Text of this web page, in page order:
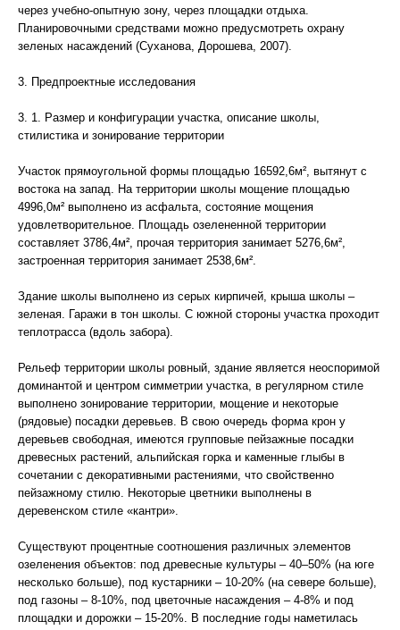
через учебно-опытную зону, через площадки отдыха.
Планировочными средствами можно предусмотреть охрану
зеленых насаждений (Суханова, Дорошева, 2007).
3. Предпроектные исследования
3. 1. Размер и конфигурации участка, описание школы,
стилистика и зонирование территории
Участок прямоугольной формы площадью 16592,6м², вытянут с
востока на запад. На территории школы мощение площадью
4996,0м² выполнено из асфальта, состояние мощения
удовлетворительное. Площадь озелененной территории
составляет 3786,4м², прочая территория занимает 5276,6м²,
застроенная территория занимает 2538,6м².
Здание школы выполнено из серых кирпичей, крыша школы –
зеленая. Гаражи в тон школы. С южной стороны участка проходит
теплотрасса (вдоль забора).
Рельеф территории школы ровный, здание является неоспоримой
доминантой и центром симметрии участка, в регулярном стиле
выполнено зонирование территории, мощение и некоторые
(рядовые) посадки деревьев. В свою очередь форма крон у
деревьев свободная, имеются групповые пейзажные посадки
древесных растений, альпийская горка и каменные глыбы в
сочетании с декоративными растениями, что свойственно
пейзажному стилю. Некоторые цветники выполнены в
деревенском стиле «кантри».
Существуют процентные соотношения различных элементов
озеленения объектов: под древесные культуры – 40–50% (на юге
несколько больше), под кустарники – 10-20% (на севере больше),
под газоны – 8-10%, под цветочные насаждения – 4-8% и под
площадки и дорожки – 15-20%. В последние годы наметилась